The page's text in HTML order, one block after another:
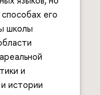
его
школы
и
истории